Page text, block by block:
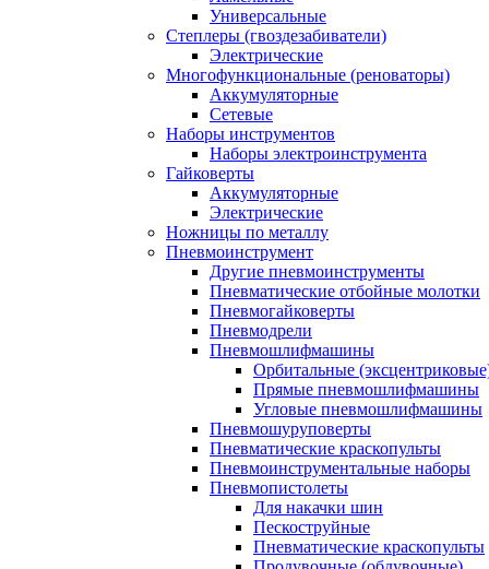
Универсальные
Степлеры (гвоздезабиватели)
Электрические
Многофункциональные (реноваторы)
Аккумуляторные
Сетевые
Наборы инструментов
Наборы электроинструмента
Гайковерты
Аккумуляторные
Электрические
Ножницы по металлу
Пневмоинструмент
Другие пневмоинструменты
Пневматические отбойные молотки
Пневмогайковерты
Пневмодрели
Пневмошлифмашины
Орбитальные
Прямые пневмошлифмашины
Угловые пневмошлифмашины
Пневмошуруповерты
Пневматические краскопульты
Пневмоинструментальные наборы
Пневмопистолеты
Для накачки шин
Пескоструйные
Пневматические краскопульты